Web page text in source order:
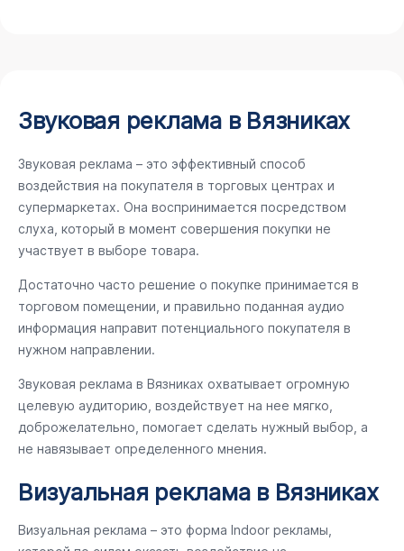
Звуковая реклама в Вязниках
Звуковая реклама – это эффективный способ
воздействия на покупателя в торговых центрах и
супермаркетах. Она воспринимается посредством
слуха, который в момент совершения покупки не
участвует в выборе товара.
Достаточно часто решение о покупке принимается в
торговом помещении, и правильно поданная аудио
информация направит потенциального покупателя в
нужном направлении.
Звуковая реклама в Вязниках охватывает огромную
целевую аудиторию, воздействует на нее мягко,
доброжелательно, помогает сделать нужный выбор, а
не навязывает определенного мнения.
Визуальная реклама в Вязниках
Визуальная реклама – это форма Indoor рекламы,